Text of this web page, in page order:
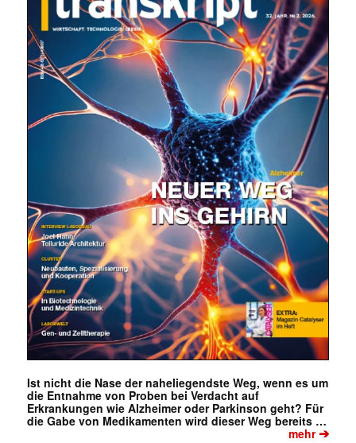
Ist nicht die Nase der naheliegendste Weg, wenn es um
die Entnahme von Proben bei Verdacht auf
Erkrankungen wie Alzheimer oder Parkinson geht? Für
die Gabe von Medikamenten wird dieser Weg bereits …
mehr➔